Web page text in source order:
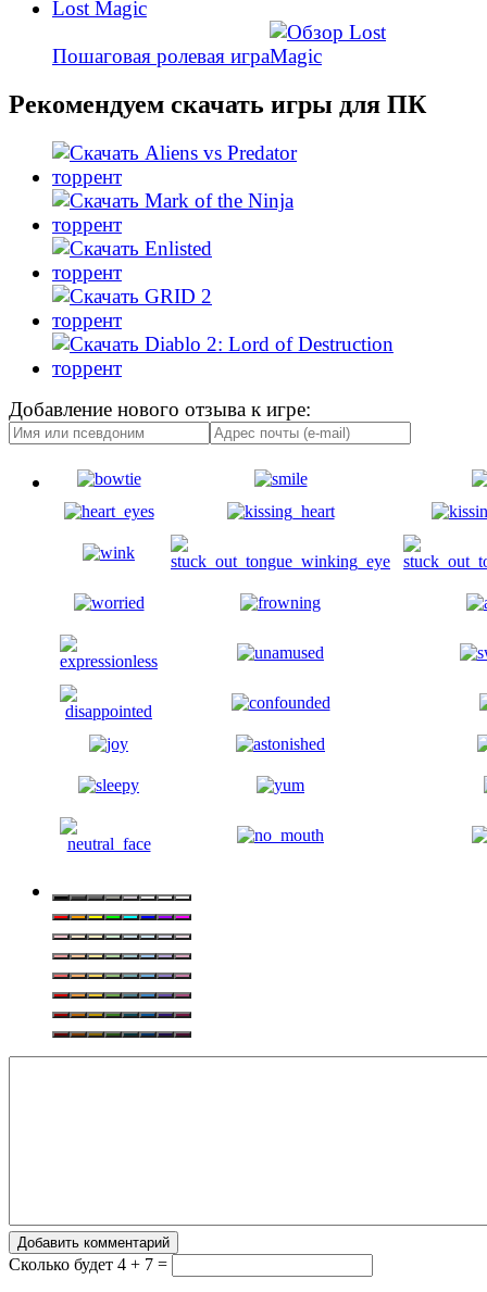
Lost Magic
Пошаговая ролевая игра
Рекомендуем скачать игры для ПК
Добавление нового отзыва к игре:
Добавить комментарий
Сколько будет 4 + 7 =